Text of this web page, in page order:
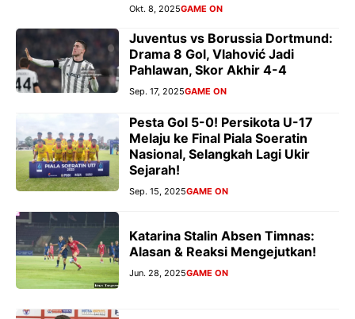
Okt. 8, 2025GAME ON
Juventus vs Borussia Dortmund:
Drama 8 Gol, Vlahović Jadi
Pahlawan, Skor Akhir 4-4
Sep. 17, 2025GAME ON
Pesta Gol 5-0! Persikota U-17
Melaju ke Final Piala Soeratin
Nasional, Selangkah Lagi Ukir
Sejarah!
Sep. 15, 2025GAME ON
Katarina Stalin Absen Timnas:
Alasan & Reaksi Mengejutkan!
Jun. 28, 2025GAME ON